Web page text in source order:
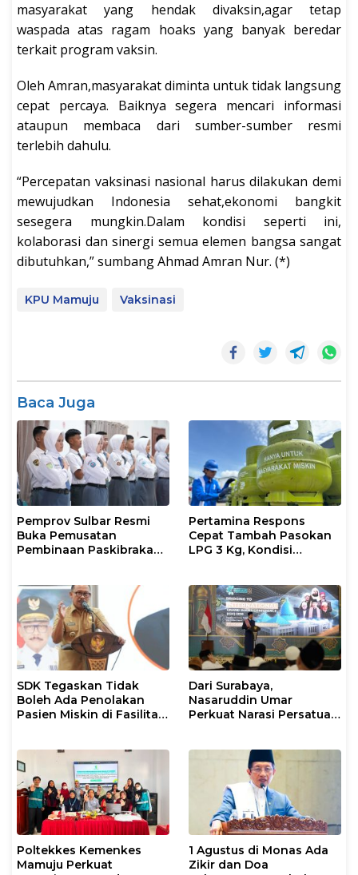
masyarakat yang hendak divaksin,agar tetap
waspada atas ragam hoaks yang banyak beredar
terkait program vaksin.
Oleh Amran,masyarakat diminta untuk tidak langsung
cepat percaya. Baiknya segera mencari informasi
ataupun membaca dari sumber-sumber resmi
terlebih dahulu.
“Percepatan vaksinasi nasional harus dilakukan demi
mewujudkan Indonesia sehat,ekonomi bangkit
sesegera mungkin.Dalam kondisi seperti ini,
kolaborasi dan sinergi semua elemen bangsa sangat
dibutuhkan,” sumbang Ahmad Amran Nur. (*)
KPU Mamuju Vaksinasi
Baca Juga
Pemprov Sulbar Resmi
Buka Pemusatan
Pembinaan Paskibraka
Pertamina Respons
Cepat Tambah Pasokan
LPG 3 Kg, Kondisi
SDK Tegaskan Tidak
Boleh Ada Penolakan
Pasien Miskin di Fasilitas
Dari Surabaya,
Nasaruddin Umar
Perkuat Narasi Persatuan
Poltekkes Kemenkes
Mamuju Perkuat
1 Agustus di Monas Ada
Zikir dan Doa